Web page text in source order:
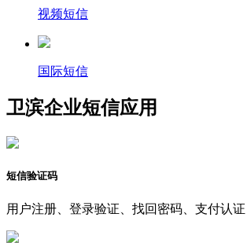
视频短信
国际短信
卫滨企业短信应用
短信验证码
用户注册、登录验证、找回密码、支付认证